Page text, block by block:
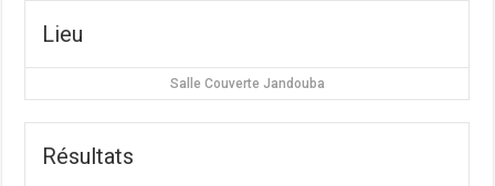
Lieu
Salle Couverte Jandouba
Résultats